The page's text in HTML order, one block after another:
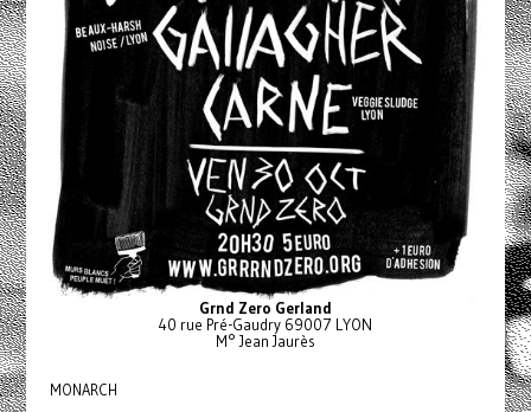
Grnd Zero Gerland
40 rue Pré-Gaudry 69007 LYON
M° Jean Jaurès
MONARCH